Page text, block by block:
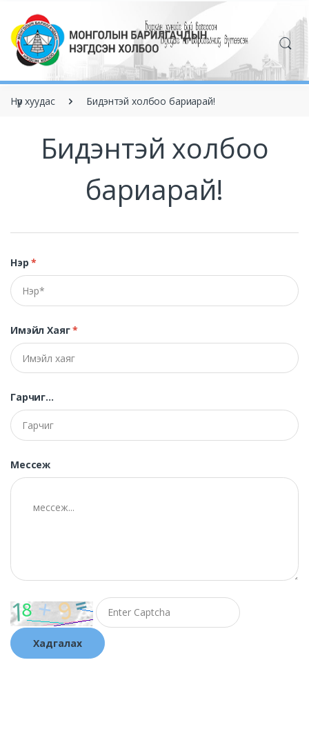
Нүүр хуудас Бидэнтэй холбоо бариарай!
Бидэнтэй холбоо
бариарай!
Нэр*
Имэйл Хаяг*
Гарчиг...
Мессеж
Хадгалах